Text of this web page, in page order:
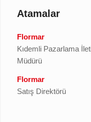
Atamalar
Flormar
Kıdemli Pazarlama
Müdürü
Flormar
Satış Direktörü